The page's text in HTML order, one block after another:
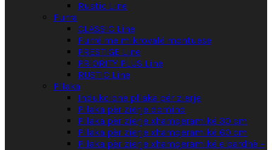
Rustic Line
Furra
CLASSIC Line
Furrë me mikrovalë montuese
PRESTIGE Line
PRIORITY PLUS Line
RUSTIC Line
Pllaka
Indukcione pllaka për zierje
Pllaka për zierje domino
Pllaka për zierje xhamqeramikë 30 cm
Pllaka për zierje xhamqeramikë 60 cm
Pllaka për zierje xhamqeramikë e bardhë –